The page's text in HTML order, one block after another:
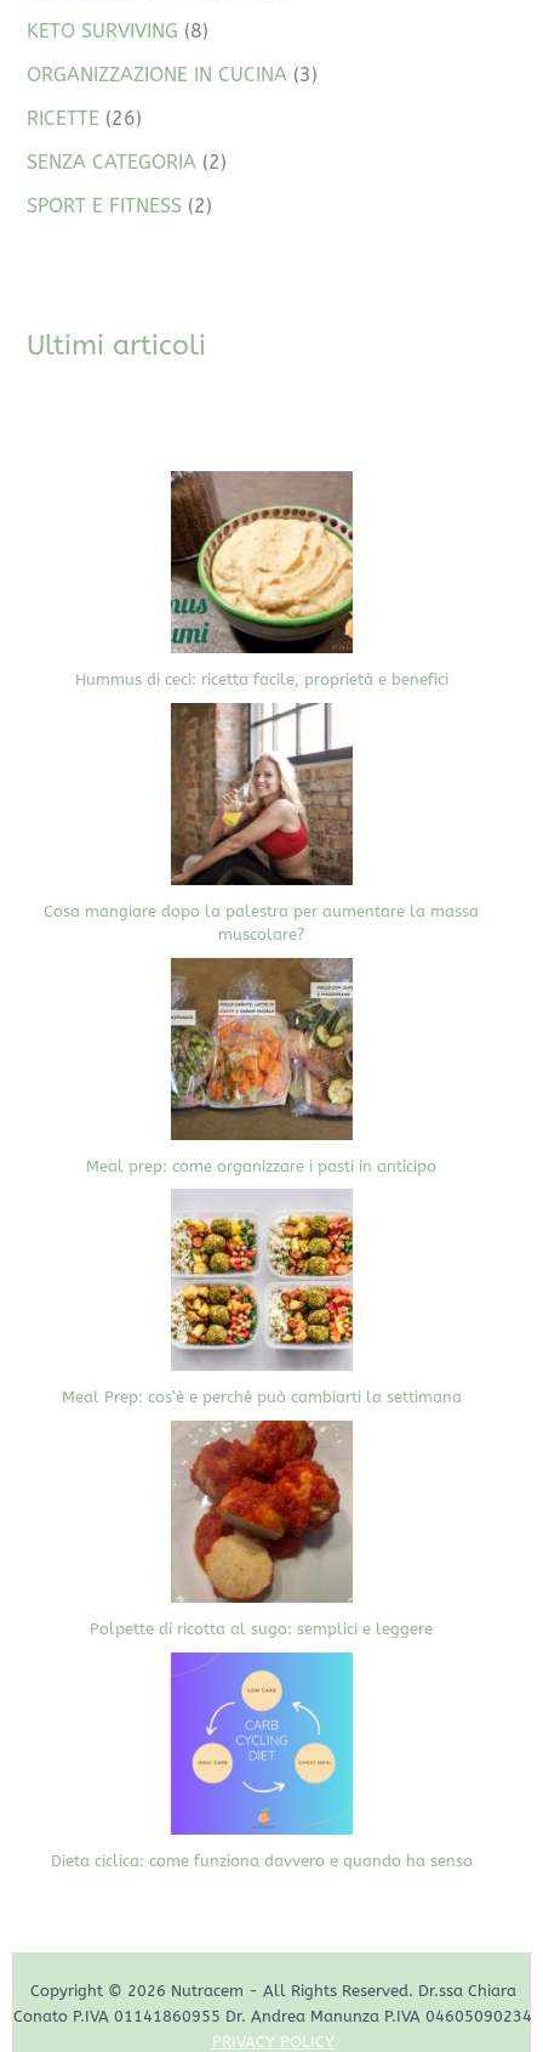
KETO SURVIVING (8)
ORGANIZZAZIONE IN CUCINA (3)
RICETTE (26)
SENZA CATEGORIA (2)
SPORT E FITNESS (2)
Ultimi articoli
Hummus di ceci: ricetta facile, proprietà e benefici
Cosa mangiare dopo la palestra per aumentare la massa
muscolare?
Meal prep: come organizzare i pasti in anticipo
Meal Prep: cos’è e perché può cambiarti la settimana
Polpette di ricotta al sugo: semplici e leggere
Dieta ciclica: come funziona davvero e quando ha senso
Copyright © 2026 Nutracem - All Rights Reserved. Dr.ssa Chiara
Conato P.IVA 01141860955 Dr. Andrea Manunza P.IVA 04605090234
PRIVACY POLICY